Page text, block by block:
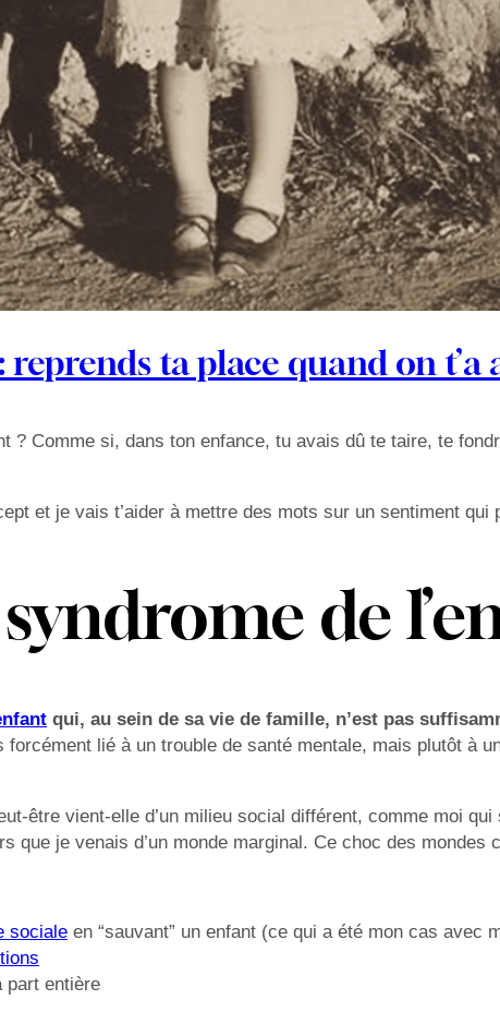
ta place quand on
Comme si, dans ton enfance, tu avais dû te taire, te
et je vais t’aider à mettre des mots sur un sentiment
de
qui, au sein de sa vie de famille, n’est pas
lié à un trouble de santé mentale, mais plutôt à
être vient-elle d’un milieu social différent, comme moi
que je venais d’un monde marginal. Ce choc des mondes
sociale en “sauvant” un enfant (ce qui a été mon cas avec
part entière